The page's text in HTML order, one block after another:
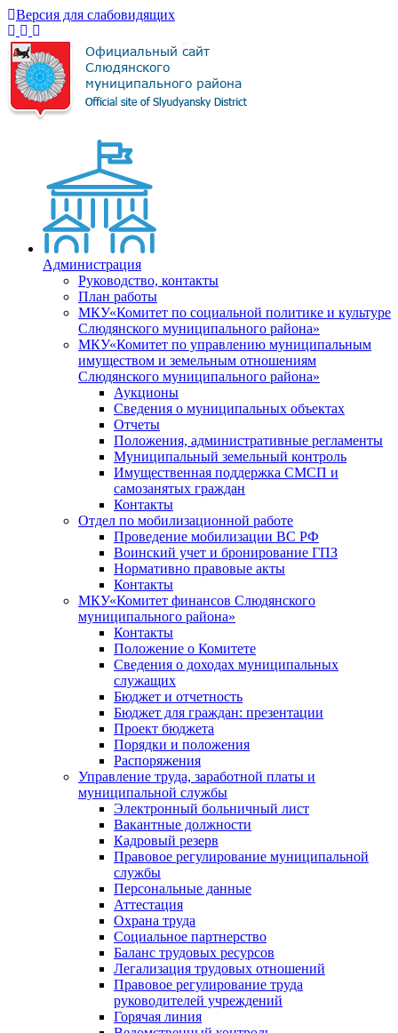
Версия для слабовидящих
Администрация
Руководство, контакты
План работы
МКУ«Комитет по социальной политике и культуре
Слюдянского муниципального района»
МКУ«Комитет по управлению муниципальным
имуществом и земельным отношениям
Слюдянского муниципального района»
Аукционы
Сведения о муниципальных объектах
Отчеты
Положения, административные регламенты
Муниципальный земельный контроль
Имущественная поддержка СМСП и
самозанятых граждан
Контакты
Отдел по мобилизационной работе
Проведение мобилизации ВС РФ
Воинский учет и бронирование ГПЗ
Нормативно правовые акты
Контакты
МКУ«Комитет финансов Слюдянского
муниципального района»
Контакты
Положение о Комитете
Сведения о доходах муниципальных
служащих
Бюджет и отчетность
Бюджет для граждан: презентации
Проект бюджета
Порядки и положения
Распоряжения
Управление труда, заработной платы и
муниципальной службы
Электронный больничный лист
Вакантные должности
Кадровый резерв
Правовое регулирование муниципальной
службы
Персональные данные
Аттестация
Охрана труда
Социальное партнерство
Баланс трудовых ресурсов
Легализация трудовых отношений
Правовое регулирование труда
руководителей учреждений
Горячая линия